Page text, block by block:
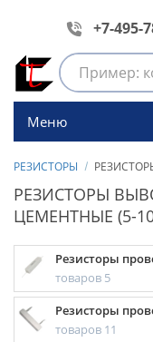
+7-495-
Меню
РЕЗИСТОРЫ
РЕЗИСТОРЫ
ЦЕМЕНТНЫЕ (5-
Резисторы
товаров 5
Резисторы
товаров 11